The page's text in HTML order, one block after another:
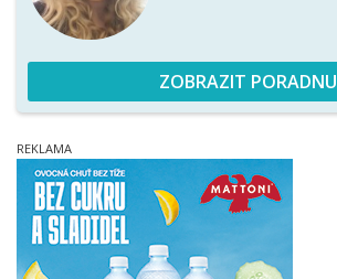
ZOBRAZIT PORADNU